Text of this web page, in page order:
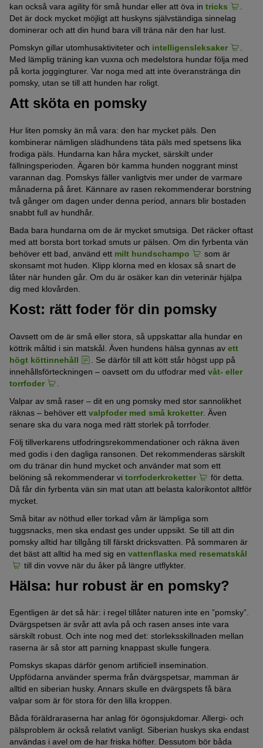
kan också vara agility för små hundar eller att öva in tricks
.
Det är dock mycket möjligt att huskyns självständiga sinnelag
dominerar och att din hund bara vill träna när den har lust.
Pomskyn gillar utomhusaktiviteter och intelligensleksaker
.
Med lämplig träning kan vuxna och medelstora hundar följa med
på korta joggingturer. Var noga med att inte överanstränga din
pomsky, utan se till att hunden har roligt.
Att sköta en pomsky
Hur liten pomsky än må vara: den har mycket päls. Den
kombinerar nämligen slädhundens täta päls med spetsens lika
frodiga päls. Hundarna kan håra mycket, särskilt under
fällningsperioden. Ägaren bör kamma hunden noggrant minst
varannan dag. Pomskys fäller vanligtvis mer under de varmare
månaderna på året. Kännare av rasen rekommenderar borstning
två gånger om dagen under denna period, annars blir bostaden
snabbt full av hundhår.
Bada bara hundarna om de är mycket smutsiga. Det räcker oftast
med att borsta bort torkad smuts ur pälsen. Om din fyrbenta vän
behöver ett bad, använd ett milt hundschampo
som är
skonsamt mot huden. Klipp klorna med en klosax så snart de
låter när hunden går. Om du är osäker kan din veterinär hjälpa
dig med klovården.
Kost: rätt foder för din pomsky
Oavsett om de är små eller stora, så uppskattar alla hundar en
köttrik måltid i sin matskål. Även hundens hälsa gynnas av ett
högt köttinnehåll
. Se därför till att kött står högst upp på
innehållsförteckningen – oavsett om du utfodrar med våt- eller
torrfoder
Valpar av små raser – dit en ung pomsky med stor sannolikhet
räknas – behöver ett valpfoder med små kroketter. Även
senare ska du vara noga med rätt storlek på torrfoder.
Följ tillverkarens utfodringsrekommendationer och räkna även
med godis i den dagliga ransonen. Det rekommenderas särskilt
om du tränar din hund mycket och använder mat som ett
belöning så rekommenderar vi torrfoderkroketter
för detta.
Då får din fyrbenta vän sin mat utan att belasta kalorikontot alltför
mycket.
Små bitar av nöthud eller torkad våm är lämpliga som
tuggsnacks, men ska endast ges under uppsikt. Se till att din
pomsky alltid har tillgång till färskt dricksvatten. På sommaren är
det bäst att alltid ha med sig en vattenflaska med resematskål
till din vovve när du åker på längre utflykter.
Hälsa: hur robust är en pomsky?
Egentligen är det så här: i regel tillåter naturen inte en ”pomsky”.
Dvärgspetsen är svår att avla på och rasen anses inte vara
särskilt robust. Och inte nog med det: storleksskillnaden mellan
raserna är så stor att parning knappast skulle fungera.
Pomskys skapas därför genom artificiell insemination.
Uppfödarna använder sperma från dvärgspetsar, mamman är
alltid en siberian husky. Annars skulle en dvärgspets få bära
valpar som är för stora för den lilla kroppen.
Båda föräldraraserna har anlag för ögonsjukdomar. Allergi- och
pälsproblem är också relativt vanligt. Siberian huskys ska endast
användas i avel om de har friska höfter. Dessutom bör båda